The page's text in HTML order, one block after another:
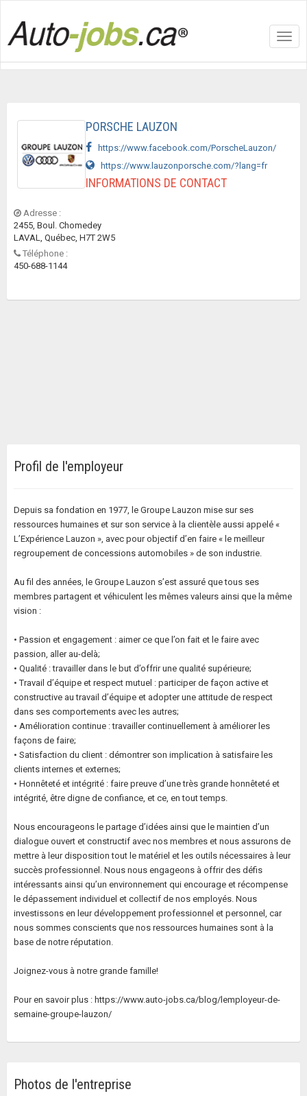
PORSCHE LAUZON
https://www.facebook.com/PorscheLauzon/
https://www.lauzonporsche.com/?lang=fr
INFORMATIONS DE CONTACT
Adresse :
2455, Boul. Chomedey
LAVAL, Québec, H7T 2W5
Téléphone :
450-688-1144
Profil de l'employeur
Depuis sa fondation en 1977, le Groupe Lauzon mise sur ses
ressources humaines et sur son service à la clientèle aussi appelé «
L’Expérience Lauzon », avec pour objectif d’en faire « le meilleur
regroupement de concessions automobiles » de son industrie.
Au fil des années, le Groupe Lauzon s’est assuré que tous ses
membres partagent et véhiculent les mêmes valeurs ainsi que la même
vision :
• Passion et engagement : aimer ce que l’on fait et le faire avec
passion, aller au-delà;
• Qualité : travailler dans le but d’offrir une qualité supérieure;
• Travail d’équipe et respect mutuel : participer de façon active et
constructive au travail d’équipe et adopter une attitude de respect
dans ses comportements avec les autres;
• Amélioration continue : travailler continuellement à améliorer les
façons de faire;
• Satisfaction du client : démontrer son implication à satisfaire les
clients internes et externes;
• Honnêteté et intégrité : faire preuve d’une très grande honnêteté et
intégrité, être digne de confiance, et ce, en tout temps.
Nous encourageons le partage d’idées ainsi que le maintien d’un
dialogue ouvert et constructif avec nos membres et nous assurons de
mettre à leur disposition tout le matériel et les outils nécessaires à leur
succès professionnel. Nous nous engageons à offrir des défis
intéressants ainsi qu’un environnement qui encourage et récompense
le dépassement individuel et collectif de nos employés. Nous
investissons en leur développement professionnel et personnel, car
nous sommes conscients que nos ressources humaines sont à la
base de notre réputation.
Joignez-vous à notre grande famille!
Pour en savoir plus : https://www.auto-jobs.ca/blog/lemployeur-de-
semaine-groupe-lauzon/
Photos de l'entreprise